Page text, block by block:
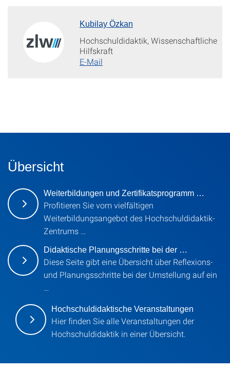
Kubilay Özkan
Hochschuldidaktik, Wissenschaftliche
Hilfskraft
E-Mail
Übersicht
Weiterbildungen und Zertifikatsprogramm …
Profitieren Sie vom vielfältigen
Weiterbildungsangebot des Hochschuldidaktik-
Zentrums …
Didaktische Planungsschritte bei der …
Diese Seite gibt eine Übersicht über Reflexions-
und Planungsschritte bei der Umstellung auf ein
…
Hochschuldidaktische Veranstaltungen
Hier finden Sie alle Veranstaltungen der
Hochschuldidaktik in einer Übersicht.